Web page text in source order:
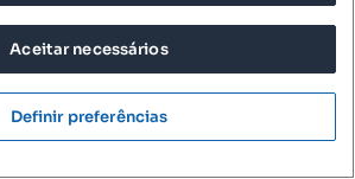
Aceitar necessários
Definir preferências